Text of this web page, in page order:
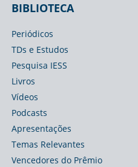
BIBLIOTECA
Periódicos
TDs e Estudos
Pesquisa IESS
Livros
Vídeos
Podcasts
Apresentações
Temas Relevantes
Vencedores do Prêmio